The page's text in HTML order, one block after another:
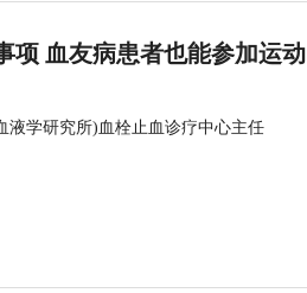
项 血友病患者也能参加运动
液学研究所)血栓止血诊疗中心主任